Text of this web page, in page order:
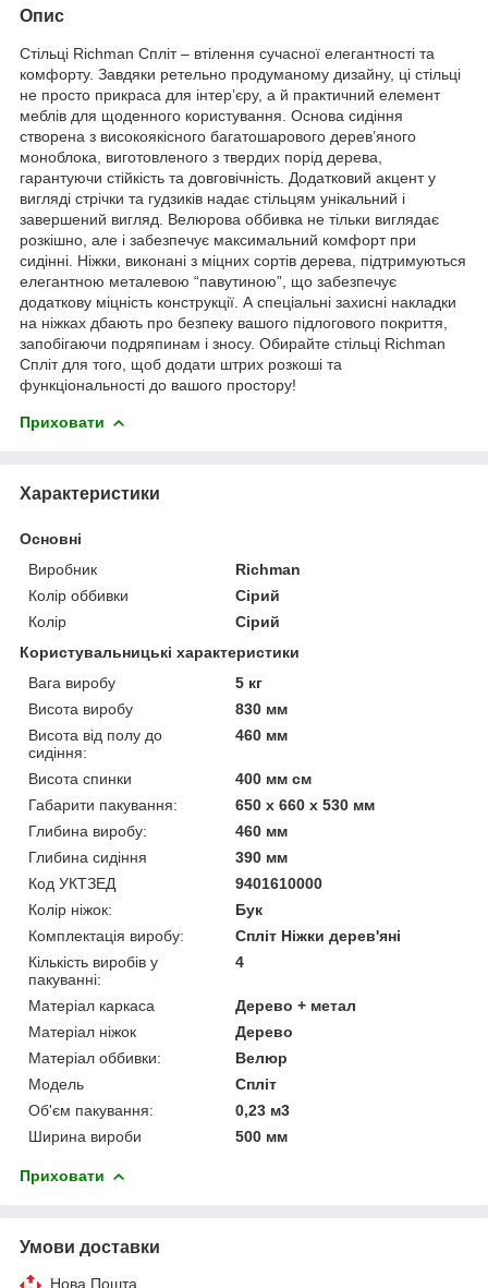
Опис
Стільці Richman Спліт – втілення сучасної елегантності та
комфорту. Завдяки ретельно продуманому дизайну, ці стільці
не просто прикраса для інтер’єру, а й практичний елемент
меблів для щоденного користування. Основа сидіння
створена з високоякісного багатошарового дерев’яного
моноблока, виготовленого з твердих порід дерева,
гарантуючи стійкість та довговічність. Додатковий акцент у
вигляді стрічки та гудзиків надає стільцям унікальний і
завершений вигляд. Велюрова оббивка не тільки виглядає
розкішно, але і забезпечує максимальний комфорт при
сидінні. Ніжки, виконані з міцних сортів дерева, підтримуються
елегантною металевою “павутиною”, що забезпечує
додаткову міцність конструкції. А спеціальні захисні накладки
на ніжках дбають про безпеку вашого підлогового покриття,
запобігаючи подряпинам і зносу. Обирайте стільці Richman
Спліт для того, щоб додати штрих розкоші та
функціональності до вашого простору!
Приховати
Характеристики
Основні
Виробник
Richman
Колір оббивки
Сірий
Колір
Сірий
Користувальницькі характеристики
Вага виробу
5 кг
Висота виробу
830 мм
Висота від полу до
сидіння:
460 мм
Висота спинки
400 мм см
Габарити пакування:
650 x 660 x 530 мм
Глибина виробу:
460 мм
Глибина сидіння
390 мм
Код УКТЗЕД
9401610000
Колір ніжок:
Бук
Комплектація виробу:
Спліт Ніжки дерев'яні
Кількість виробів у
пакуванні:
4
Матеріал каркаса
Дерево + метал
Матеріал ніжок
Дерево
Матеріал оббивки:
Велюр
Мoдель
Спліт
Об'єм пакування:
0,23 м3
Ширина вироби
500 мм
Приховати
Умови доставки
Нова Пошта